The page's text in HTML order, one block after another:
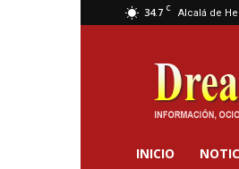
34.7 C Alcalá de
Dream
Alcalá
INICIO